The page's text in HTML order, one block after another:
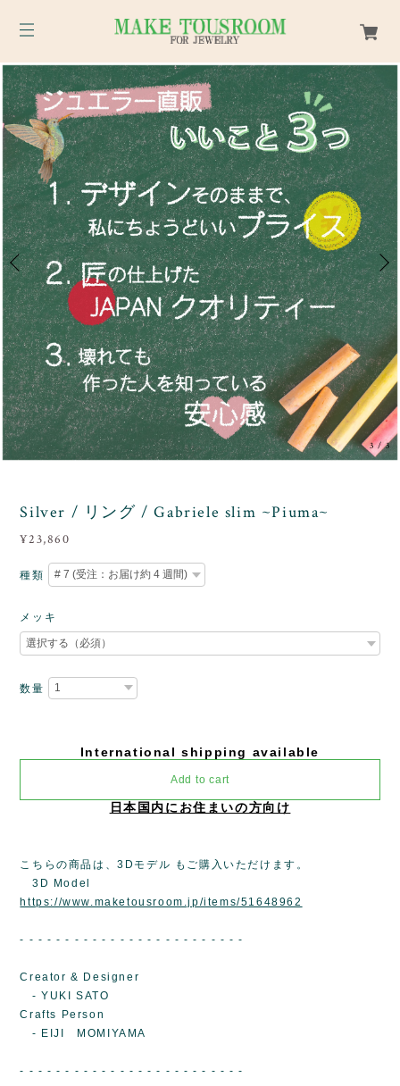
3/3
Silver / リング / Gabriele slim ~Piuma~
¥23,860
種類
メッキ
数量
International shipping available
Add to cart
日本国内にお住まいの方向け
こちらの商品は、3Dモデル もご購入いただけます。
3D Model
https://www.maketousroom.jp/items/51648962
- - - - - - - - - - - - - - - - - - - - - - - - -
Creator & Designer
- YUKI SATO
Crafts Person
- EIJI MOMIYAMA
- - - - - - - - - - - - - - - - - - - - - - - - -